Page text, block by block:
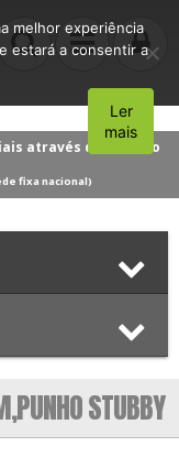
através do número
fixa nacional)
STUBBY
melhor experiência
estará a consentir a
Aceito
Ler
mais